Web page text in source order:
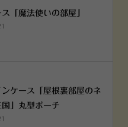
「魔法使いの部屋」
ンケース「屋根裏部屋のネ
国」丸型ポーチ